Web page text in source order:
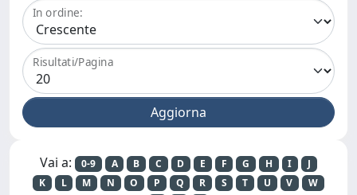
In ordine:
Risultati/Pagina
Vai a: 0-9 A B C D E F G H I
J
K
L M N O P Q R S T U V
W